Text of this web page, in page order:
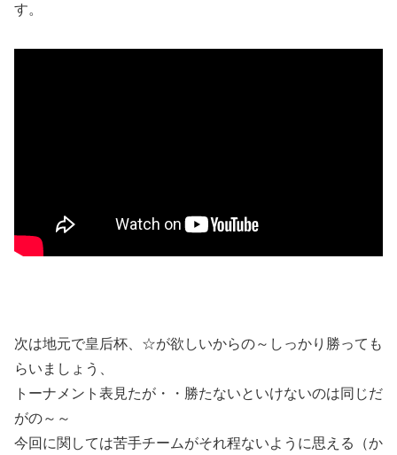
す。
次は地元で皇后杯、☆が欲しいからの～しっかり勝っても
らいましょう、
トーナメント表見たが・・勝たないといけないのは同じだ
がの～～
今回に関しては苦手チームがそれ程ないように思える（か